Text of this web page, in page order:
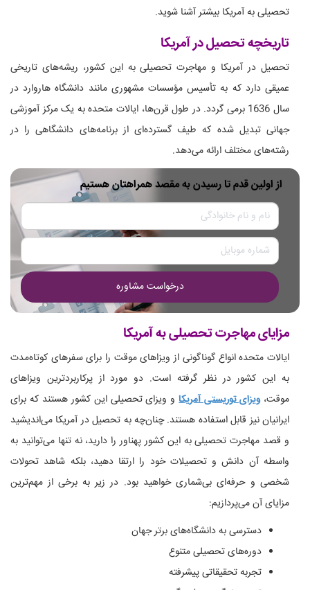
تحصیلی به آمریکا بیشتر آشنا شوید.
تاریخچه تحصیل در آمریکا
تحصیل در آمریکا و مهاجرت تحصیلی به این کشور، ریشه‌های تاریخی
عمیقی دارد که به تأسیس مؤسسات مشهوری مانند دانشگاه هاروارد در
سال 1636 برمی گردد. در طول قرن‌ها، ایالات متحده به یک مرکز آموزشی
جهانی تبدیل شده که طیف گسترده‌ای از برنامه‌های دانشگاهی را در
رشته‌های مختلف ارائه می‌دهد.
از اولین قدم تا رسیدن به مقصد همراهتان هستیم
درخواست مشاوره
مزایای مهاجرت تحصیلی به آمریکا
ایالات متحده انواع گوناگونی از ویزاهای موقت را برای سفرهای کوتاه‌مدت
به این کشور در نظر گرفته است. دو مورد از پرکاربردترین ویزاهای
موقت،ویزای توریستی آمریکاو ویزای تحصیلی این کشور هستند که برای
ایرانیان نیز قابل استفاده هستند. چنان‌چه به تحصیل در آمریکا می‌اندیشید
و قصد مهاجرت تحصیلی به این کشور پهناور را دارید، نه تنها می‌توانید به
واسطه آن دانش و تحصیلات خود را ارتقا دهید، بلکه شاهد تحولات
شخصی و حرفه‌ای بی‌شماری خواهید بود. در زیر به برخی از مهم‌ترین
مزایای آن می‌پردازیم:
دسترسی به دانشگاه‌های برتر جهان
دوره‌های تحصیلی متنوع
تجربه تحقیقاتی پیشرفته